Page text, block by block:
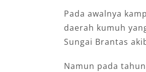
Pada awalnya
daerah kumuh
Sungai Brantas
Namun pada